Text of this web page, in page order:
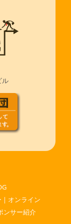
ル
| オンライン
ンサー紹介